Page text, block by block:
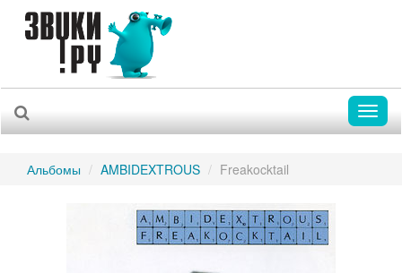
Альбомы AMBIDEXTROUS Freakocktail